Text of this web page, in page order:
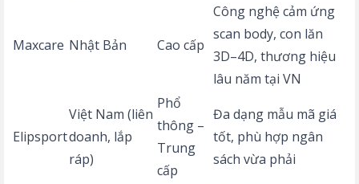
Maxcare Nhật Bản Cao cấp
Công nghệ cảm ứng
scan body, con lăn
3D–4D, thương hiệu
lâu năm tại VN
Elipsport
Việt Nam (liên
doanh, lắp
ráp)
Phổ
thông –
Trung
cấp
Đa dạng mẫu mã giá
tốt, phù hợp ngân
sách vừa phải